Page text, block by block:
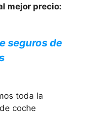
mejor precio:
seguros de
toda la
coche